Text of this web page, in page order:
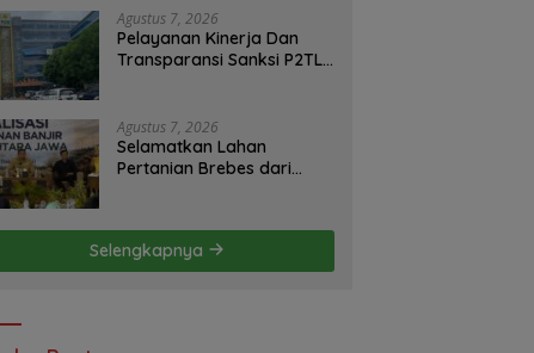
Agustus 7, 2026
Pelayanan Kinerja Dan
Transparansi Sanksi P2TL
S2JB Terkesan Tutup Mata
Agustus 7, 2026
Selamatkan Lahan
Pertanian Brebes dari
Selengkapnya